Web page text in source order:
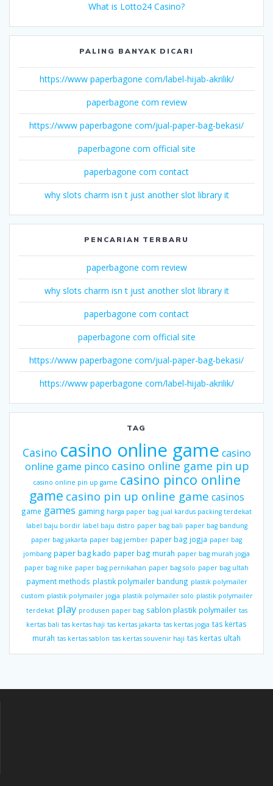
What is Lotto24 Casino?
PALING BANYAK DICARI
https://www paperbagone com/label-hijab-akrilik/
paperbagone com review
https://www paperbagone com/jual-paper-bag-bekasi/
paperbagone com official site
paperbagone com contact
why slots charm isn t just another slot library it
PENCARIAN TERBARU
paperbagone com review
why slots charm isn t just another slot library it
paperbagone com contact
paperbagone com official site
https://www paperbagone com/jual-paper-bag-bekasi/
https://www paperbagone com/label-hijab-akrilik/
TAG
Casino casino online game casino
online game pinco casino online game pin up
casino online pin up game casino pinco online
game casino pin up online game casinos
game games gaming harga paper bag jual kardus packing terdekat
label baju bordir label baju distro paper bag bali paper bag bandung
paper bag jakarta paper bag jember paper bag jogja paper bag
jombang paper bag kado paper bag murah paper bag murah jogja
paper bag nike paper bag pernikahan paper bag solo paper bag ultah
payment methods plastik polymailer bandung plastik polymailer
custom plastik polymailer jogja plastik polymailer solo plastik polymailer
terdekat play produsen paper bag sablon plastik polymailer tas
kertas bali tas kertas haji tas kertas jakarta tas kertas jogja tas kertas
murah tas kertas sablon tas kertas souvenir haji tas kertas ultah